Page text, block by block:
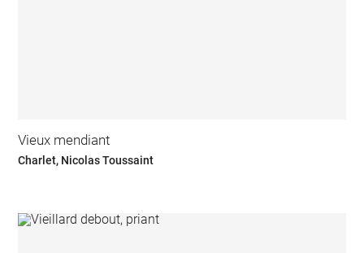
Vieux mendiant
Charlet, Nicolas Toussaint